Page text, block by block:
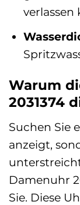
verlassen
Warum
2031374
Suchen Sie
anzeigt,
Damenuhr
Sie. Diese